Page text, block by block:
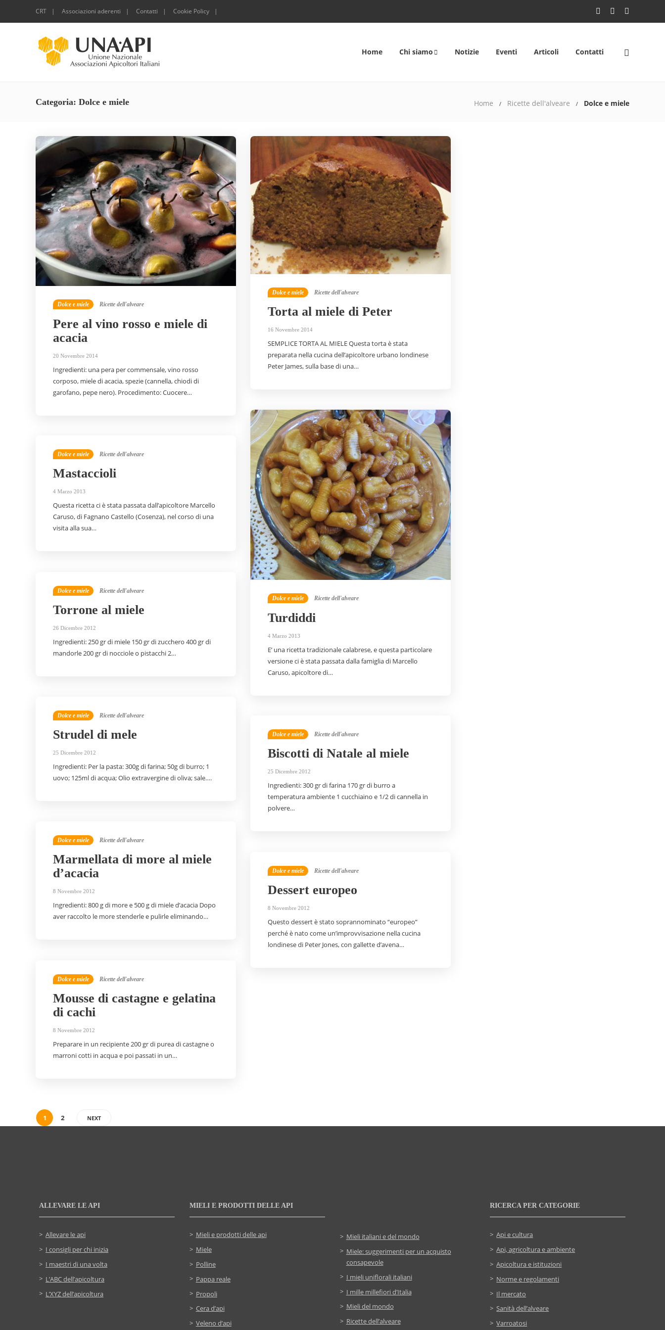
CRT Associazioni aderenti Contatti Cookie Policy
Home Chi siamo Notizie Eventi Articoli Contatti
Categoria: Dolce e miele Home Ricette dell'alveare Dolce e miele
Dolce e miele Ricette dell'alveare
Pere al vino rosso e miele di
acacia
20 Novembre 2014
Ingredienti: una pera per commensale, vino rosso
corposo, miele di acacia, spezie (cannella, chiodi di
garofano, pepe nero). Procedimento: Cuocere…
Dolce e miele Ricette dell'alveare
Torta al miele di Peter
16 Novembre 2014
SEMPLICE TORTA AL MIELE Questa torta è stata
preparata nella cucina dell’apicoltore urbano londinese
Peter James, sulla base di una…
Dolce e miele Ricette dell'alveare
Turdiddi
4 Marzo 2013
E’ una ricetta tradizionale calabrese, e questa particolare
versione ci è stata passata dalla famiglia di Marcello
Caruso, apicoltore di…
Dolce e miele Ricette dell'alveare
Mastaccioli
4 Marzo 2013
Questa ricetta ci è stata passata dall’apicoltore Marcello
Caruso, di Fagnano Castello (Cosenza), nel corso di una
visita alla sua…
Dolce e miele Ricette dell'alveare
Torrone al miele
26 Dicembre 2012
Ingredienti: 250 gr di miele 150 gr di zucchero 400 gr di
mandorle 200 gr di nocciole o pistacchi 2…
Dolce e miele Ricette dell'alveare
Strudel di mele
25 Dicembre 2012
Ingredienti: Per la pasta: 300g di farina; 50g di burro; 1
uovo; 125ml di acqua; Olio extravergine di oliva; sale….
Dolce e miele Ricette dell'alveare
Biscotti di Natale al miele
25 Dicembre 2012
Ingredienti: 300 gr di farina 170 gr di burro a
temperatura ambiente 1 cucchiaino e 1/2 di cannella in
polvere…
Dolce e miele Ricette dell'alveare
Marmellata di more al miele
d’acacia
8 Novembre 2012
Ingredienti: 800 g di more e 500 g di miele d’acacia Dopo
aver raccolto le more stenderle e pulirle eliminando…
Dolce e miele Ricette dell'alveare
Dessert europeo
8 Novembre 2012
Questo dessert è stato soprannominato “europeo”
perché è nato come un’improvvisazione nella cucina
londinese di Peter Jones, con gallette d’avena…
Dolce e miele Ricette dell'alveare
Mousse di castagne e gelatina
di cachi
8 Novembre 2012
Preparare in un recipiente 200 gr di purea di castagne o
marroni cotti in acqua e poi passati in un…
1 2 NEXT
ALLEVARE LE API
Allevare le api
I consigli per chi inizia
I maestri di una volta
L’ABC dell’apicoltura
L’XYZ dell’apicoltura
MIELI E PRODOTTI DELLE API
Mieli e prodotti delle api
Miele
Polline
Pappa reale
Propoli
Cera d’api
Veleno d’api
Mieli italiani e del mondo
Miele: suggerimenti per un acquisto
consapevole
I mieli uniflorali italiani
I mille millefiori d’Italia
Mieli del mondo
Ricette dell’alveare
RICERCA PER CATEGORIE
Api e cultura
Api, agricoltura e ambiente
Apicoltura e istituzioni
Norme e regolamenti
Il mercato
Sanità dell’alveare
Varroatosi